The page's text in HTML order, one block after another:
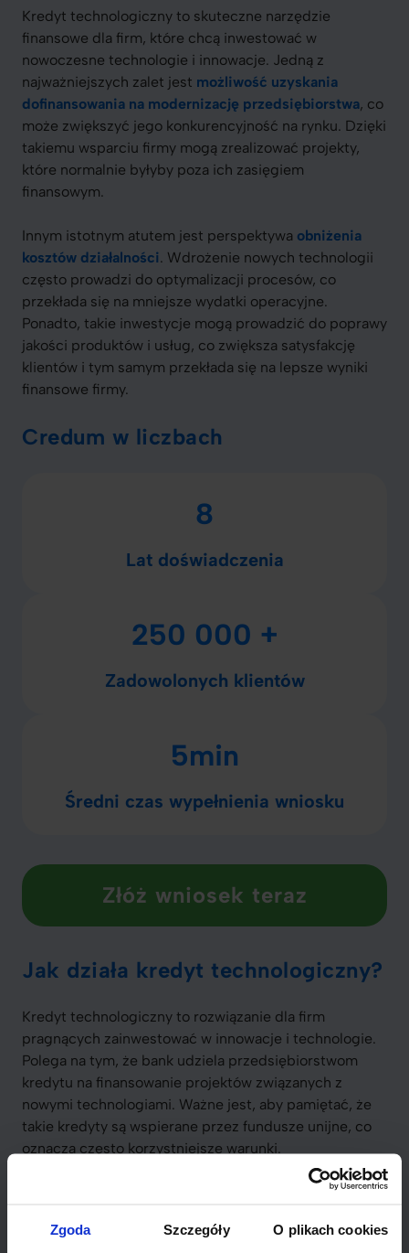
Zgoda Szczegóły O plikach cookies
Kredyt technologiczny to skuteczne narzędzie
finansowe dla firm, które chcą inwestować w
nowoczesne technologie i innowacje. Jedną z
najważniejszych zalet jest możliwość uzyskania
dofinansowania na modernizację przedsiębiorstwa, co
może zwiększyć jego konkurencyjność na rynku. Dzięki
takiemu wsparciu firmy mogą zrealizować projekty,
które normalnie byłyby poza ich zasięgiem
finansowym.
Innym istotnym atutem jest perspektywa obniżenia
kosztów działalności. Wdrożenie nowych technologii
często prowadzi do optymalizacji procesów, co
przekłada się na mniejsze wydatki operacyjne.
Ponadto, takie inwestycje mogą prowadzić do poprawy
jakości produktów i usług, co zwiększa satysfakcję
klientów i tym samym przekłada się na lepsze wyniki
finansowe firmy.
Credum w liczbach
8
Lat doświadczenia
250 000 +
Zadowolonych klientów
5min
Średni czas wypełnienia wniosku
Złóż wniosek teraz
Jak działa kredyt technologiczny?
Kredyt technologiczny to rozwiązanie dla firm
pragnących zainwestować w innowacje i technologie.
Polega na tym, że bank udziela przedsiębiorstwom
kredytu na finansowanie projektów związanych z
nowymi technologiami. Ważne jest, aby pamiętać, że
takie kredyty są wspierane przez fundusze unijne, co
oznacza często korzystniejsze warunki.
Kredyt technologiczny pozwala na
kosztów inwestycji, co istotnie